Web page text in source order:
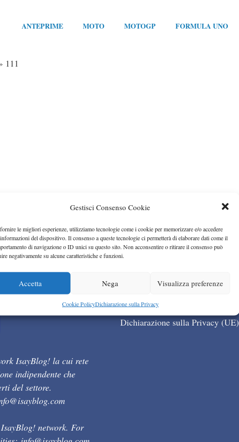
Gestisci Consenso Cookie
le migliori esperienze, utilizziamo tecnologie come i cookie per memorizzare e/o accedere
del dispositivo. Il consenso a queste tecnologie ci permetterà di elaborare dati come il
di navigazione o ID unici su questo sito. Non acconsentire o ritirare il consenso può
negativamente su alcune caratteristiche e funzioni.
Accetta Nega Visualizza preferenze
Cookie PolicyDichiarazione sulla Privacy
ANTEPRIME MOTO MOTOGP FORMULA UNO
111
IsayBlog! la cui rete
indipendente che
del settore.
network. For
Cookie Policy (UE)
Dichiarazione sulla Privacy (UE)